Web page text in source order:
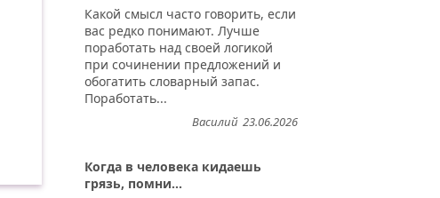
Какой смысл часто говорить, если
вас редко понимают. Лучше
поработать над своей логикой
при сочинении предложений и
обогатить словарный запас.
Поработать...
23.06.2026
Василий
Когда в человека кидаешь
грязь, помни...